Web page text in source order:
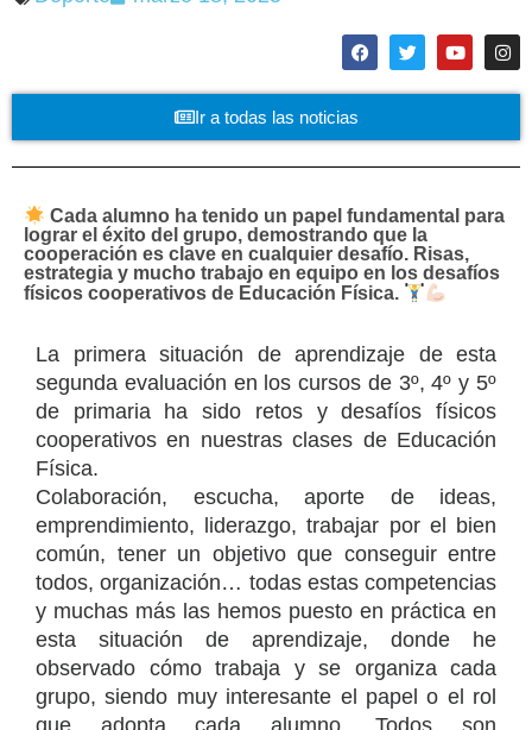
Ir a todas las noticias
Cada alumno ha tenido un papel fundamental para
lograr el éxito del grupo, demostrando que la
cooperación es clave en cualquier desafío. Risas,
estrategia y mucho trabajo en equipo en los desafíos
físicos cooperativos de Educación Física.
La primera situación de aprendizaje de esta
segunda evaluación en los cursos de 3º, 4º y 5º
de primaria ha sido retos y desafíos físicos
cooperativos en nuestras clases de Educación
Física.
Colaboración, escucha, aporte de ideas,
emprendimiento, liderazgo, trabajar por el bien
común, tener un objetivo que conseguir entre
todos, organización… todas estas competencias
y muchas más las hemos puesto en práctica en
esta situación de aprendizaje, donde he
observado cómo trabaja y se organiza cada
grupo, siendo muy interesante el papel o el rol
que adopta cada alumno. Todos son